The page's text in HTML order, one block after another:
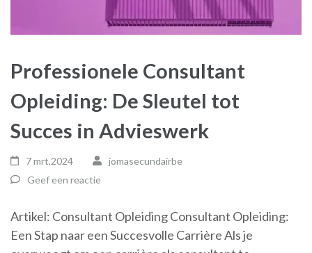
Professionele Consultant
Opleiding: De Sleutel tot
Succes in Advieswerk
7 mrt,2024
jomasecundairbe
Geef een reactie
Artikel: Consultant Opleiding Consultant Opleiding:
Een Stap naar een Succesvolle Carrière Als je